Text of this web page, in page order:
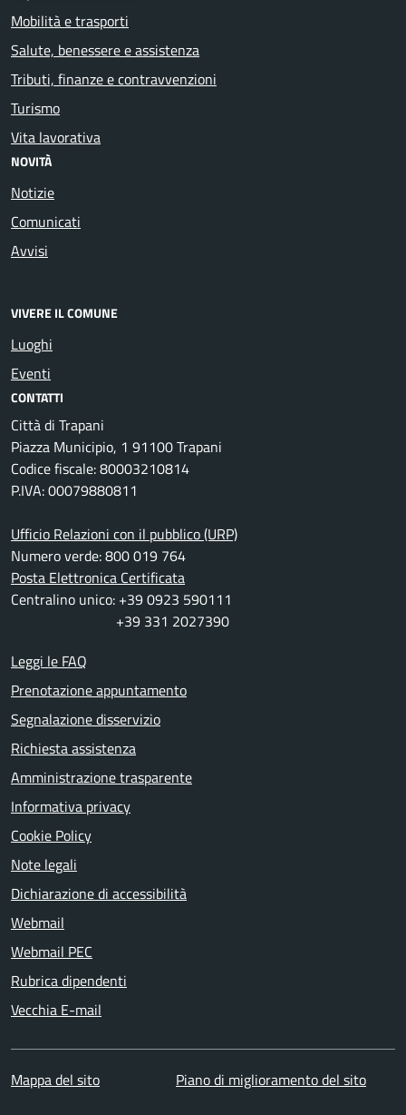
Mobilità e trasporti
Salute, benessere e assistenza
Tributi, finanze e contravvenzioni
Turismo
Vita lavorativa
NOVITÀ
Notizie
Comunicati
Avvisi
VIVERE IL COMUNE
Luoghi
Eventi
CONTATTI
Città di Trapani
Piazza Municipio, 1 91100 Trapani
Codice fiscale: 80003210814
P.IVA: 00079880811
Ufficio Relazioni con il pubblico (URP)
Numero verde: 800 019 764
Posta Elettronica Certificata
Centralino unico: +39 0923 590111
+39 331 2027390
Leggi le FAQ
Prenotazione appuntamento
Segnalazione disservizio
Richiesta assistenza
Amministrazione trasparente
Informativa privacy
Cookie Policy
Note legali
Dichiarazione di accessibilità
Webmail
Webmail PEC
Rubrica dipendenti
Vecchia E-mail
Mappa del sito Piano di miglioramento del sito